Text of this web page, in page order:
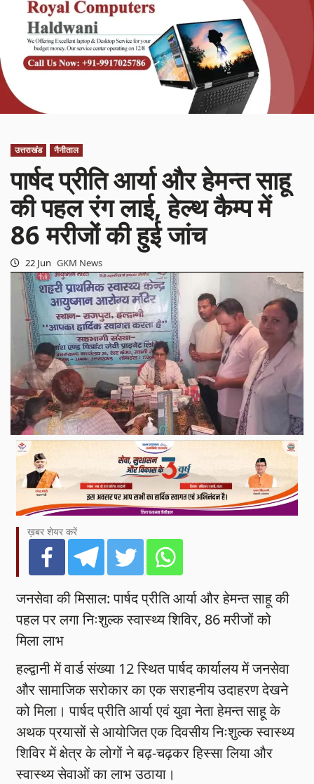
उत्तराखंड नैनीताल
पार्षद प्रीति आर्या और हेमन्त साहू
की पहल रंग लाई, हेल्थ कैम्प में
86 मरीजों की हुई जांच
22 Jun GKM News
ख़बर शेयर करें
जनसेवा की मिसाल: पार्षद प्रीति आर्या और हेमन्त साहू की
पहल पर लगा निःशुल्क स्वास्थ्य शिविर, 86 मरीजों को
मिला लाभ
हल्द्वानी में वार्ड संख्या 12 स्थित पार्षद कार्यालय में जनसेवा
और सामाजिक सरोकार का एक सराहनीय उदाहरण देखने
को मिला। पार्षद प्रीति आर्या एवं युवा नेता हेमन्त साहू के
अथक प्रयासों से आयोजित एक दिवसीय निःशुल्क स्वास्थ्य
शिविर में क्षेत्र के लोगों ने बढ़-चढ़कर हिस्सा लिया और
स्वास्थ्य सेवाओं का लाभ उठाया।